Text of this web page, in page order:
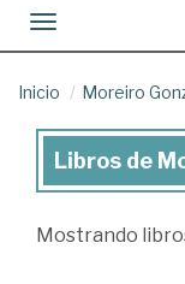
Toggle navigation
Inicio Moreiro
Libros
Moreiro
Libros de
Mostrando